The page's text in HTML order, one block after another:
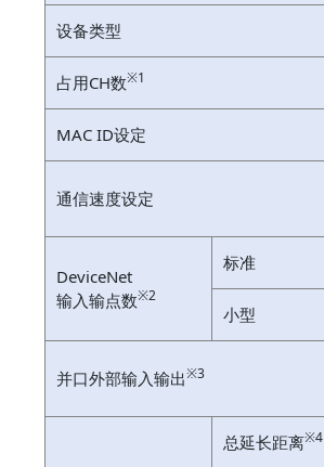
设备类型
占用CH数※1
MAC ID设定
通信速度设定
DeviceNet
输入输点数※2
标准
小型
并口外部输入输出※3
总延长距离※4